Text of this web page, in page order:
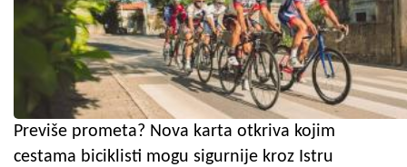
Previše prometa? Nova karta otkriva kojim
cestama biciklisti mogu sigurnije kroz Istru